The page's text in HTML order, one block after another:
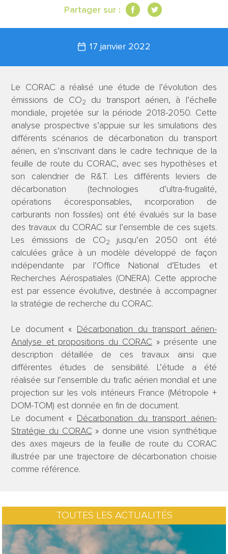
Partager sur :
17 janvier 2022
Le CORAC a réalisé une étude de l’évolution des
émissions de CO2
du transport aérien, à l’échelle
mondiale, projetée sur la période 2018-2050. Cette
analyse prospective s’appuie sur les simulations des
différents scénarios de décarbonation du transport
aérien, en s’inscrivant dans le cadre technique de la
feuille de route du CORAC, avec ses hypothèses et
son calendrier de R&T. Les différents leviers de
décarbonation (technologies d’ultra-frugalité,
opérations écoresponsables, incorporation de
carburants non fossiles) ont été évalués sur la base
des travaux du CORAC sur l’ensemble de ces sujets.
Les émissions de CO2jusqu’en 2050 ont été
calculées grâce à un modèle développé de façon
indépendante par l’Office National d’Etudes et
Recherches Aérospatiales (ONERA). Cette approche
est par essence évolutive, destinée à accompagner
la stratégie de recherche du CORAC.
Le document «
Décarbonation du transport aérien-
Analyse et propositions du CORAC » présente une
description détaillée de ces travaux ainsi que
différentes études de sensibilité. L’étude a été
réalisée sur l’ensemble du trafic aérien mondial et une
projection sur les vols intérieurs France (Métropole +
DOM-TOM) est donnée en fin de document.
Le document «
Décarbonation du transport aérien-
Stratégie du CORAC » donne une vision synthétique
des axes majeurs de la feuille de route du CORAC
illustrée par une trajectoire de décarbonation choisie
comme référence.
TOUTES LES ACTUALITÉS